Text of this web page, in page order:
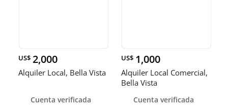
US$ 2,000
Alquiler Local, Bella Vista
Cuenta verificada
US$ 1,000
Alquiler Local Comercial,
Bella Vista
Cuenta verificada